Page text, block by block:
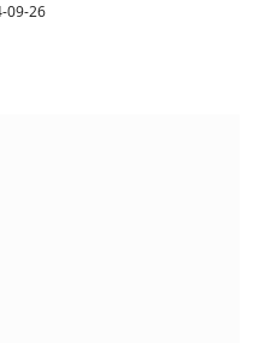
09-26